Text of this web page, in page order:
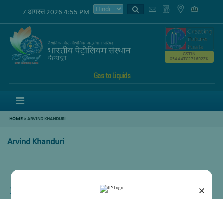
×
7 अगस्त 2026 4:55 PM
Gas to Liquids
GSTIN
05AAATC2716R2ZK
HOME>ARVIND KHANDURI
Arvind Khanduri
Support